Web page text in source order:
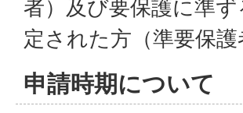
者）及び要保護に準
定された方（準要保護
申請時期について